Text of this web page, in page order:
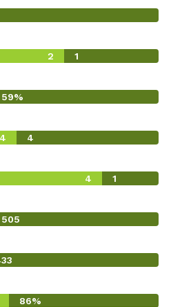
2 1
59%
4 4
4 1
505
86%